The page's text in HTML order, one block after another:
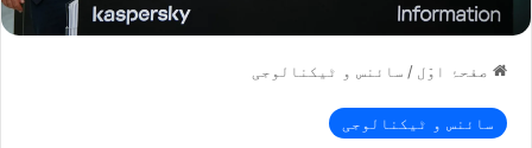
صفحۂ اوّل / سائنس و ٹیکنالوجی
سائنس و ٹیکنالوجی